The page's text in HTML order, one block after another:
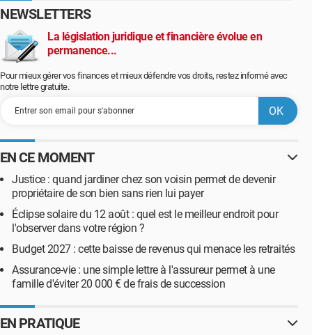
NEWSLETTERS
La législation juridique et financière évolue en
permanence...
Pour mieux gérer vos finances et mieux défendre vos droits, restez informé avec
notre lettre gratuite.
EN CE MOMENT
Justice : quand jardiner chez son voisin permet de devenir
propriétaire de son bien sans rien lui payer
Éclipse solaire du 12 août : quel est le meilleur endroit pour
l'observer dans votre région ?
Budget 2027 : cette baisse de revenus qui menace les retraités
Assurance-vie : une simple lettre à l'assureur permet à une
famille d'éviter 20 000 € de frais de succession
EN PRATIQUE